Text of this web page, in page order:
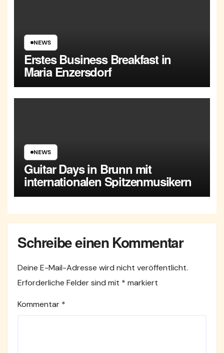
NEWS
Erstes Business Breakfast in
Maria Enzersdorf
NEWS
Guitar Days in Brunn mit
internationalen Spitzenmusikern
Schreibe einen Kommentar
Deine E-Mail-Adresse wird nicht veröffentlicht.
Erforderliche Felder sind mit * markiert
Kommentar *